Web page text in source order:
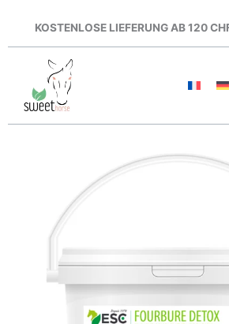
springen
KOSTENLOSE LIEFERUNG AB 120
Menge